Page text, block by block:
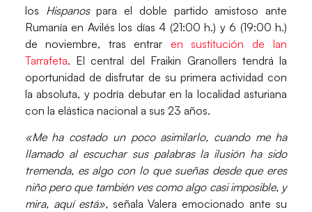
los Hispanos para el doble partido amistoso ante
Rumanía en Avilés los días4 (21:00 h.) y 6 (19:00 h.)
de noviembre, tras entrar en sustitución de Ian
Tarrafeta. El central del Fraikin Granollers tendrá la
oportunidad de disfrutar de su primera actividad con
la absoluta, ypodría debutar en la localidad asturiana
con la elástica nacional a sus 23 años.
«Me ha costado un poco asimilarlo, cuando me ha
llamado al escuchar sus palabras la ilusión ha sido
tremenda, es algo con lo que sueñas desde que eres
niño pero que también ves como algo casi imposible, y
mira, aquí está», señala Valera emocionado ante su